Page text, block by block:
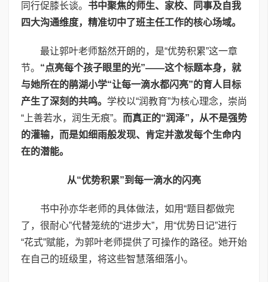
同行促膝长谈。 书中聚焦的师生、家校、同事及自我
四大沟通维度，精准切中了班主任工作的核心场域。
最让郭叶老师豁然开朗的，是“优势积累”这一章
节。 “点亮每个孩子眼里的光”——这个标题本身，就
与她所在的鹃湖小学“让每一滴水都闪亮”的育人目标
产生了深刻的共鸣。 学校以“润教育”为核心理念，崇尚
“上善若水，润生无痕”。 而真正的“润泽”，从不是强势
的灌输，而是如细雨般发现、肯定并激发每个生命内
在的潜能。
从“优势积累”到每一滴水的闪亮
书中孙亦华老师的具体做法，如用“题目都做完
了，很耐心”代替笼统的“进步大”，用“优势日记”进行
“花式”赋能，为郭叶老师提供了可操作的路径。她开始
在自己的班级里，将这些智慧落细落小。